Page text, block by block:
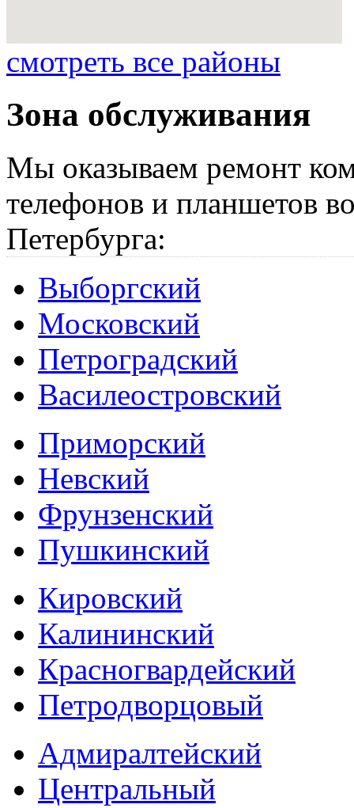
смотреть все районы
Зона обслуживания
Мы оказываем ремонт
телефонов и планшетов
Петербурга:
Выборгский
Московский
Петроградский
Василеостровский
Приморский
Невский
Фрунзенский
Пушкинский
Кировский
Калининский
Красногвардейский
Петродворцовый
Адмиралтейский
Центральный